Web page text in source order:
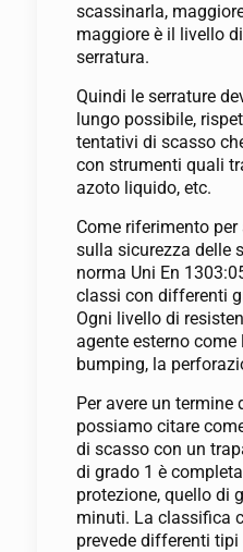
scassinarla,
maggiore è il livello
serratura.
Quindi le serrature
lungo possibile,
tentativi di scasso
con strumenti quali
azoto liquido, etc.
Come riferimento
sulla sicurezza delle
norma Uni En
classi con differenti
Ogni livello di
agente esterno come
bumping, la
Per avere un termine
possiamo citare
di scasso con un
di grado 1 è
protezione, quello di
minuti. La classifica
prevede differenti